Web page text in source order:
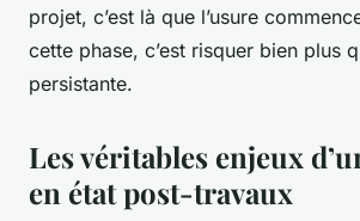
projet, c’est là que l’usure
cette phase, c’est risquer bien plus
persistante.
Les véritables enjeux
en état post-travaux